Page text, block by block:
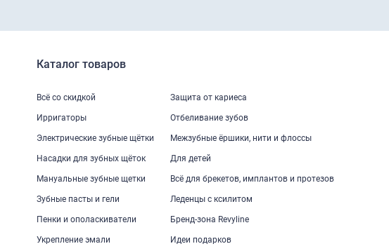
Каталог товаров
Всё со скидкой
Ирригаторы
Электрические зубные щётки
Насадки для зубных щёток
Мануальные зубные щетки
Зубные пасты и гели
Пенки и ополаскиватели
Укрепление эмали
Защита от кариеса
Отбеливание зубов
Межзубные ёршики, нити и флоссы
Для детей
Всё для брекетов, имплантов и протезов
Леденцы с ксилитом
Бренд-зона Revyline
Идеи подарков